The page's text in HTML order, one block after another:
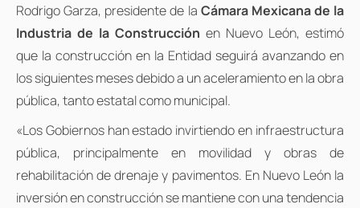
Rodrigo Garza, presidente de la Cámara Mexicana de la
Industria de la Construcción en Nuevo León, estimó
que la construcción en la Entidad seguirá avanzando en
los siguientes meses debido a un aceleramiento en la obra
pública, tanto estatal como municipal.
«Los Gobiernos han estado invirtiendo en infraestructura
pública, principalmente en movilidad y obras de
rehabilitación de drenaje y pavimentos. En Nuevo León la
inversión en construcción se mantiene con una tendencia